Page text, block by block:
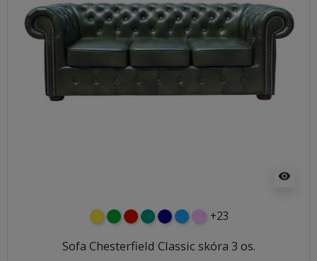
visibility
żółtyzielonyczerwony
turkusowy
granatowy
niebieski
różowy
+23
Sofa Chesterfield Classic skóra 3 os.